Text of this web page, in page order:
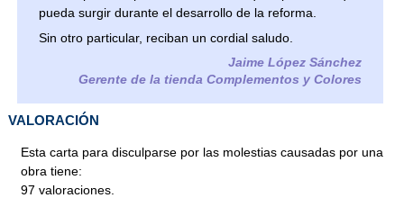
pueda surgir durante el desarrollo de la reforma.
Sin otro particular, reciban un cordial saludo.
Jaime López Sánchez
Gerente de la tienda Complementos y Colores
VALORACIÓN
Esta carta para disculparse por las molestias causadas por una
obra tiene:
97 valoraciones